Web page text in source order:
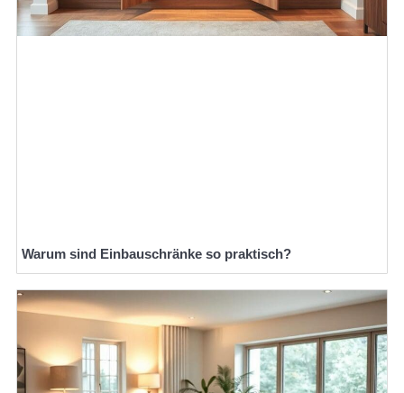
Warum sind Einbauschränke so praktisch?